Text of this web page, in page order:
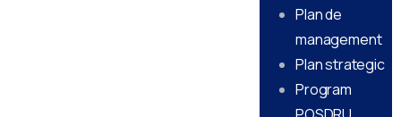
Plan de
management
Plan strategic
Program